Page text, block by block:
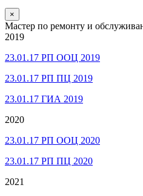
×
Мастер по ремонту и
2019
23.01.17 РП ООЦ 2019
23.01.17 РП ПЦ 2019
23.01.17 ГИА 2019
2020
23.01.17 РП ООЦ 2020
23.01.17 РП ПЦ 2020
2021